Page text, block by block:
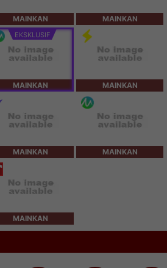
MAINKAN MAINKAN
EKSKLUSIF
MAINKAN MAINKAN
MAINKAN MAINKAN
MAINKAN